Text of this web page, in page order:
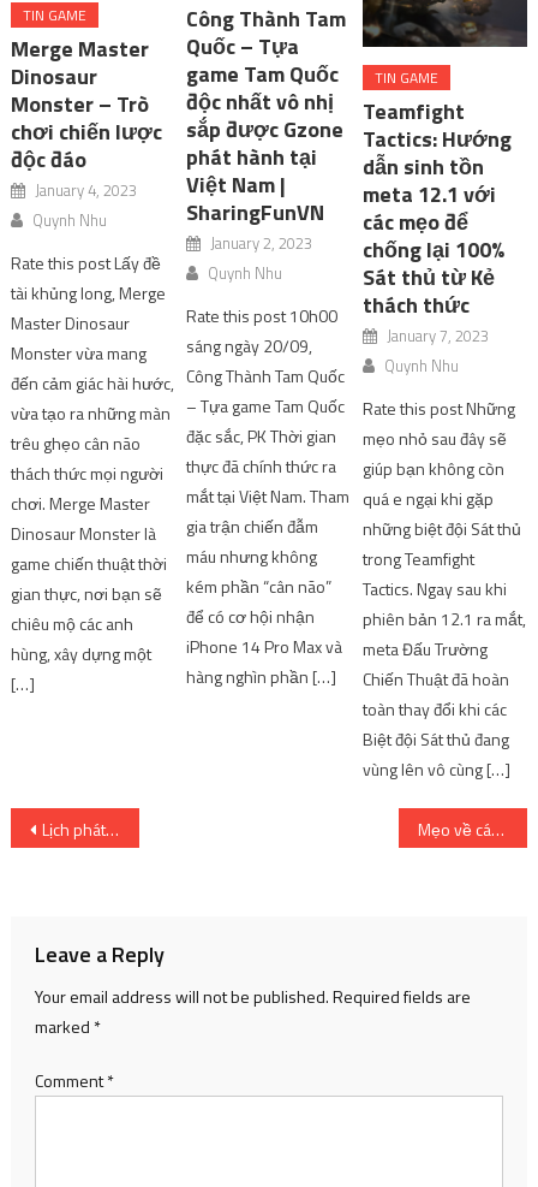
TIN GAME
Merge Master
Dinosaur
Monster – Trò
chơi chiến lược
độc đáo
January 4, 2023
Quynh Nhu
Rate this post Lấy đề
tài khủng long, Merge
Master Dinosaur
Monster vừa mang
đến cảm giác hài hước,
vừa tạo ra những màn
trêu ghẹo cân não
thách thức mọi người
chơi. Merge Master
Dinosaur Monster là
game chiến thuật thời
gian thực, nơi bạn sẽ
chiêu mộ các anh
hùng, xây dựng một
[…]
Công Thành Tam
Quốc – Tựa
game Tam Quốc
độc nhất vô nhị
sắp được Gzone
phát hành tại
Việt Nam |
SharingFunVN
January 2, 2023
Quynh Nhu
Rate this post 10h00
sáng ngày 20/09,
Công Thành Tam Quốc
– Tựa game Tam Quốc
đặc sắc, PK Thời gian
thực đã chính thức ra
mắt tại Việt Nam. Tham
gia trận chiến đẫm
máu nhưng không
kém phần “cân não”
để có cơ hội nhận
iPhone 14 Pro Max và
hàng nghìn phần […]
TIN GAME
Teamfight
Tactics: Hướng
dẫn sinh tồn
meta 12.1 với
các mẹo để
chống lại 100%
Sát thủ từ Kẻ
thách thức
January 7, 2023
Quynh Nhu
Rate this post Những
mẹo nhỏ sau đây sẽ
giúp bạn không còn
quá e ngại khi gặp
những biệt đội Sát thủ
trong Teamfight
Tactics. Ngay sau khi
phiên bản 12.1 ra mắt,
meta Đấu Trường
Chiến Thuật đã hoàn
toàn thay đổi khi các
Biệt đội Sát thủ đang
vùng lên vô cùng […]
Post
Lịch phát hành manga mới tại Việt Nam vào tháng 10 năm 2022: One Piece tập 101, Kimetsu No Yaiba đã trở lại! | SharingFunVN Mẹo về cách trở thành họa sĩ truyện tranh
Leave a Reply
Your email address will not be published.Required fields are
marked *
Comment*